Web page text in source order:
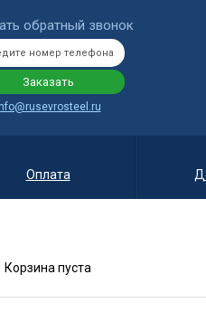
обратный звонок
Оплата
Корзина пуста